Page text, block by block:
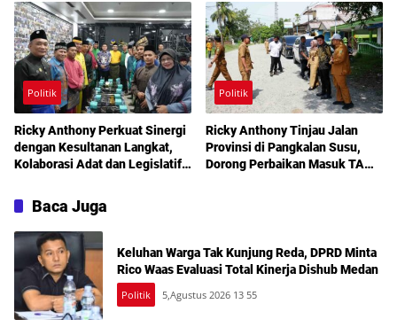
Layanan Kesehatan Gratis
Politik
Ricky Anthony Perkuat Sinergi
dengan Kesultanan Langkat,
Kolaborasi Adat dan Legislatif
Politik
Ricky Anthony Tinjau Jalan
Provinsi di Pangkalan Susu,
Dorong Perbaikan Masuk TA
Baca Juga
Keluhan Warga Tak Kunjung Reda, DPRD Minta
Rico Waas Evaluasi Total Kinerja Dishub Medan
Politik 5,Agustus 2026 13 55